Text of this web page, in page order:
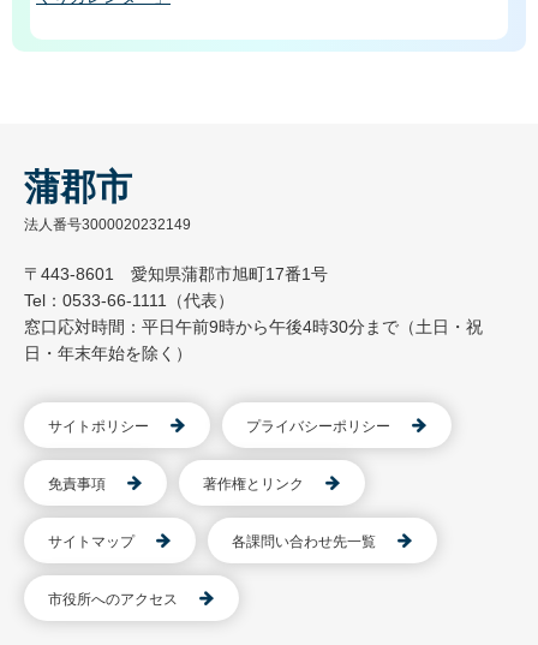
蒲郡市
法人番号3000020232149
〒443-8601 愛知県蒲郡市旭町17番1号
Tel：0533-66-1111（代表）
窓口応対時間：平日午前9時から午後4時30分まで（土日・祝
日・年末年始を除く）
サイトポリシー プライバシーポリシー
免責事項 著作権とリンク
サイトマップ 各課問い合わせ先一覧
市役所へのアクセス